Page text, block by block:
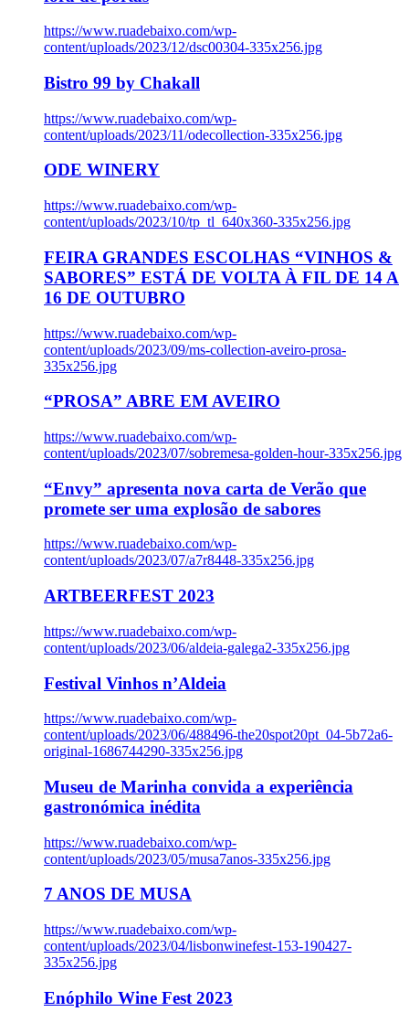
https://www.ruadebaixo.com/wp-
content/uploads/2023/12/dsc00304-335x256.jpg
Bistro 99 by Chakall
https://www.ruadebaixo.com/wp-
content/uploads/2023/11/odecollection-335x256.jpg
ODE WINERY
https://www.ruadebaixo.com/wp-
content/uploads/2023/10/tp_tl_640x360-335x256.jpg
FEIRA GRANDES ESCOLHAS “VINHOS &
SABORES” ESTÁ DE VOLTA À FIL DE 14 A
16 DE OUTUBRO
https://www.ruadebaixo.com/wp-
content/uploads/2023/09/ms-collection-aveiro-prosa-
335x256.jpg
“PROSA” ABRE EM AVEIRO
https://www.ruadebaixo.com/wp-
content/uploads/2023/07/sobremesa-golden-hour-335x256.jpg
“Envy” apresenta nova carta de Verão que
promete ser uma explosão de sabores
https://www.ruadebaixo.com/wp-
content/uploads/2023/07/a7r8448-335x256.jpg
ARTBEERFEST 2023
https://www.ruadebaixo.com/wp-
content/uploads/2023/06/aldeia-galega2-335x256.jpg
Festival Vinhos n’Aldeia
https://www.ruadebaixo.com/wp-
content/uploads/2023/06/488496-the20spot20pt_04-5b72a6-
original-1686744290-335x256.jpg
Museu de Marinha convida a experiência
gastronómica inédita
https://www.ruadebaixo.com/wp-
content/uploads/2023/05/musa7anos-335x256.jpg
7 ANOS DE MUSA
https://www.ruadebaixo.com/wp-
content/uploads/2023/04/lisbonwinefest-153-190427-
335x256.jpg
Enóphilo Wine Fest 2023